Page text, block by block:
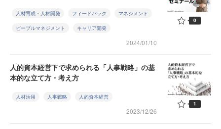
人材育成・人材開発 フィードバック マネジメント
ピープルマネジメント キャリア開発
2024/01/10
0
人的資本経営下で求められる「人事戦略」の基
本的な立て方・考え方
人材活用 人事戦略 人的資本経営
2023/12/26
1